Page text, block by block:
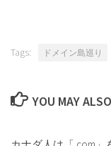
Tags: ドメイン島巡り
YOU MAY